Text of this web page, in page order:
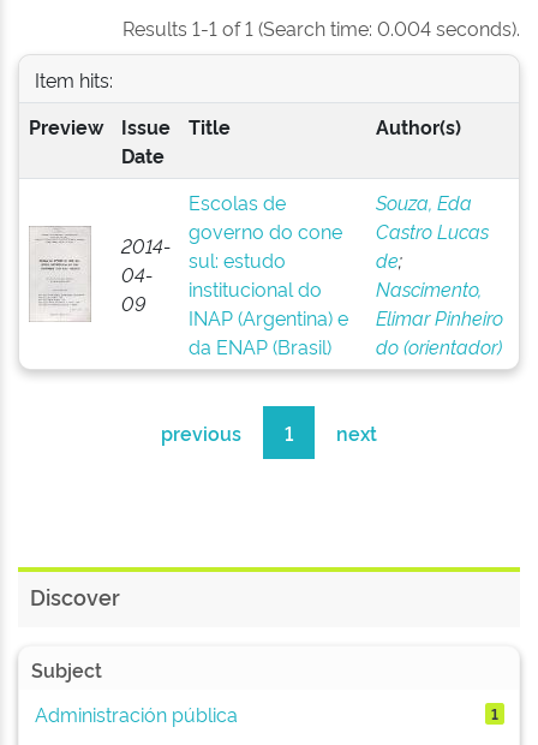
Results 1-1 of 1 (Search time: 0.004 seconds).
Item hits:
Preview
Issue
Date
Title Author(s)
2014-
04-
09
Escolas de
governo do cone
sul: estudo
institucional do
INAP (Argentina) e
da ENAP (Brasil)
Souza, Eda
Castro Lucas
de;
Nascimento,
Elimar Pinheiro
do (orientador)
previous 1 next
Discover
Subject
Administración pública
1